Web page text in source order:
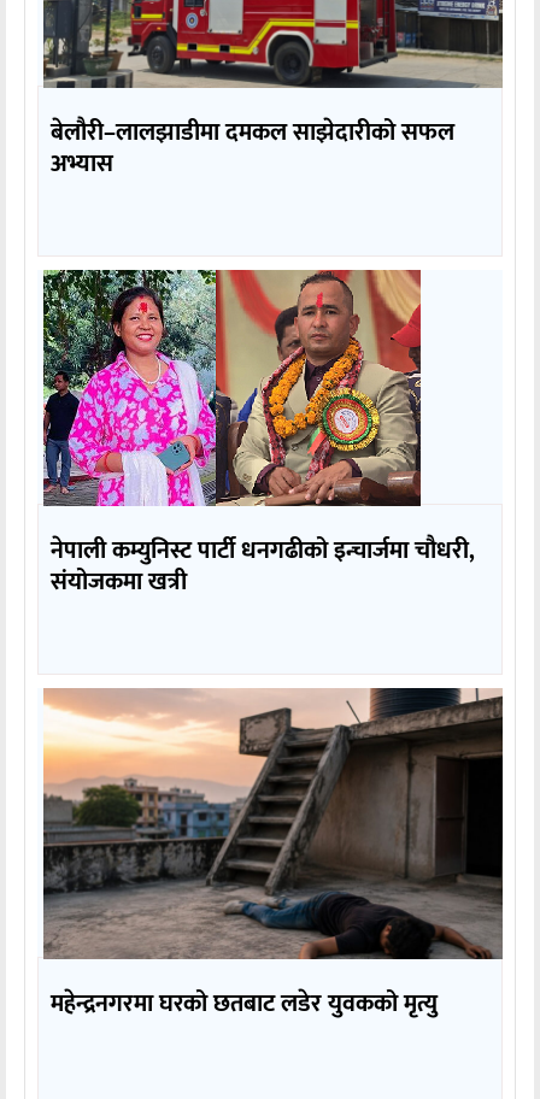
बेलौरी–लालझाडीमा दमकल साझेदारीको सफल
अभ्यास
नेपाली कम्युनिस्ट पार्टी धनगढीको इन्चार्जमा चौधरी,
संयोजकमा खत्री
महेन्द्रनगरमा घरको छतबाट लडेर युवकको मृत्यु